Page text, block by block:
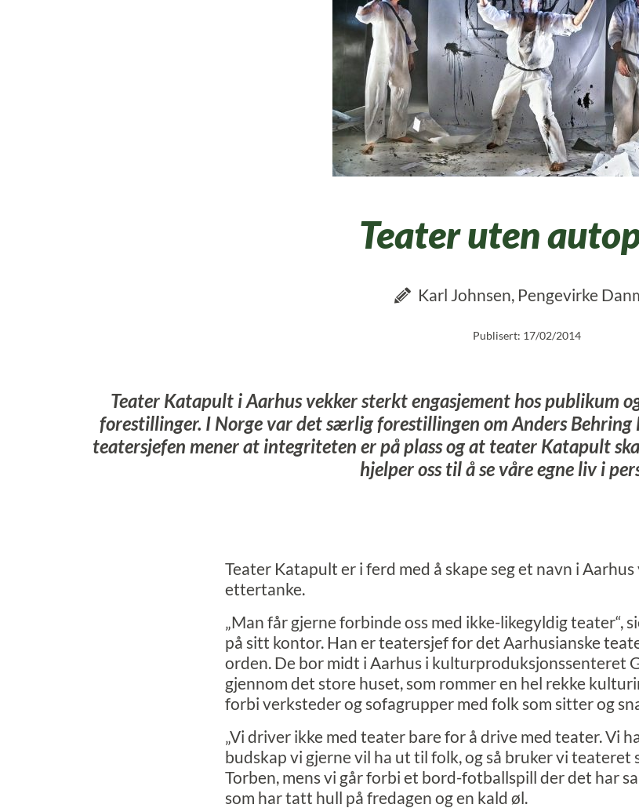
Teater uten
Karl Johnsen, Pengevirke
Publisert: 17/02/2014
Teater Katapult i Aarhus vekker sterkt engasjement hos publikum
forestillinger. I Norge var det særlig forestillingen om Anders Behring
teatersjefen mener at integriteten er på plass og at teater Katapult
hjelper oss til å se våre egne liv i
Teater Katapult er i ferd med å skape seg et navn i
ettertanke.
„Man får gjerne forbinde oss med ikke-likegyldig teater“,
på sitt kontor. Han er teatersjef for det Aarhusianske
orden. De bor midt i Aarhus i kulturproduksjonssenteret
gjennom det store huset, som rommer en hel rekke
forbi verksteder og sofagrupper med folk som sitter og
„Vi driver ikke med teater bare for å drive med teater. Vi
budskap vi gjerne vil ha ut til folk, og så bruker vi teateret
Torben, mens vi går forbi et bord-fotballspill der det har
som har tatt hull på fredagen og en kald øl.